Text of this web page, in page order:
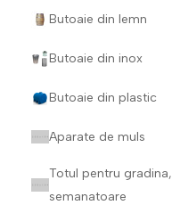
Butoaie din lemn
Butoaie din inox
Butoaie din plastic
Aparate de muls
Totul pentru gradina,
semanatoare